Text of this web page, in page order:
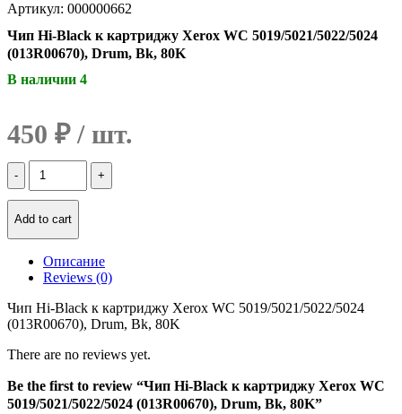
Артикул: 000000662
Чип Hi-Black к картриджу Xerox WC 5019/5021/5022/5024
(013R00670), Drum, Bk, 80K
В наличии 4
450 ₽
Количество
Чип
Hi-
Black
Xerox
WC
(013R00670),
Drum,
80K
Add to cart
Описание
Reviews (0)
Чип Hi-Black к картриджу Xerox WC 5019/5021/5022/5024
(013R00670), Drum, Bk, 80K
There are no reviews yet.
Be the first to review “Чип Hi-Black к картриджу Xerox WC
5019/5021/5022/5024 (013R00670), Drum, Bk, 80K”